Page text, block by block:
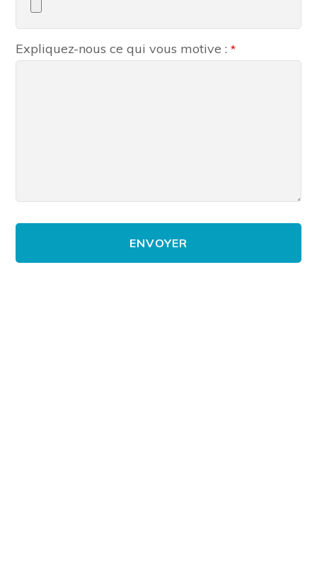
Expliquez-nous ce qui vous motive : *
ENVOYER